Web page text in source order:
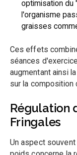
optimisation du
l'organisme
graisses
Ces effets
séances
augmentant ainsi
sur la composition
Régulation
Fringales
Un aspect